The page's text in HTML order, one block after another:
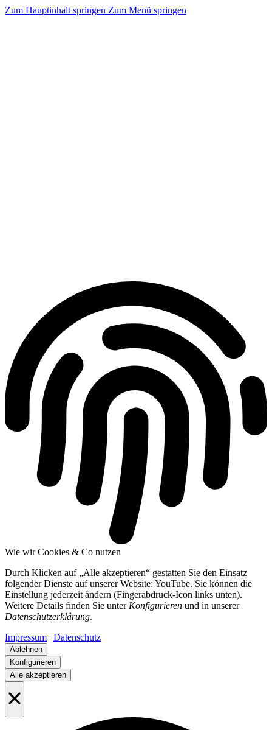
Zum Hauptinhalt springen Zum Menü springen
Wie wir Cookies & Co nutzen
Durch Klicken auf „Alle akzeptieren“ gestatten Sie den Einsatz
folgender Dienste auf unserer Website: YouTube. Sie können die
Einstellung jederzeit ändern (Fingerabdruck-Icon links unten).
Weitere Details finden Sie unter Konfigurieren und in unserer
Datenschutzerklärung.
Impressum | Datenschutz
Ablehnen
Konfigurieren
Alle akzeptieren